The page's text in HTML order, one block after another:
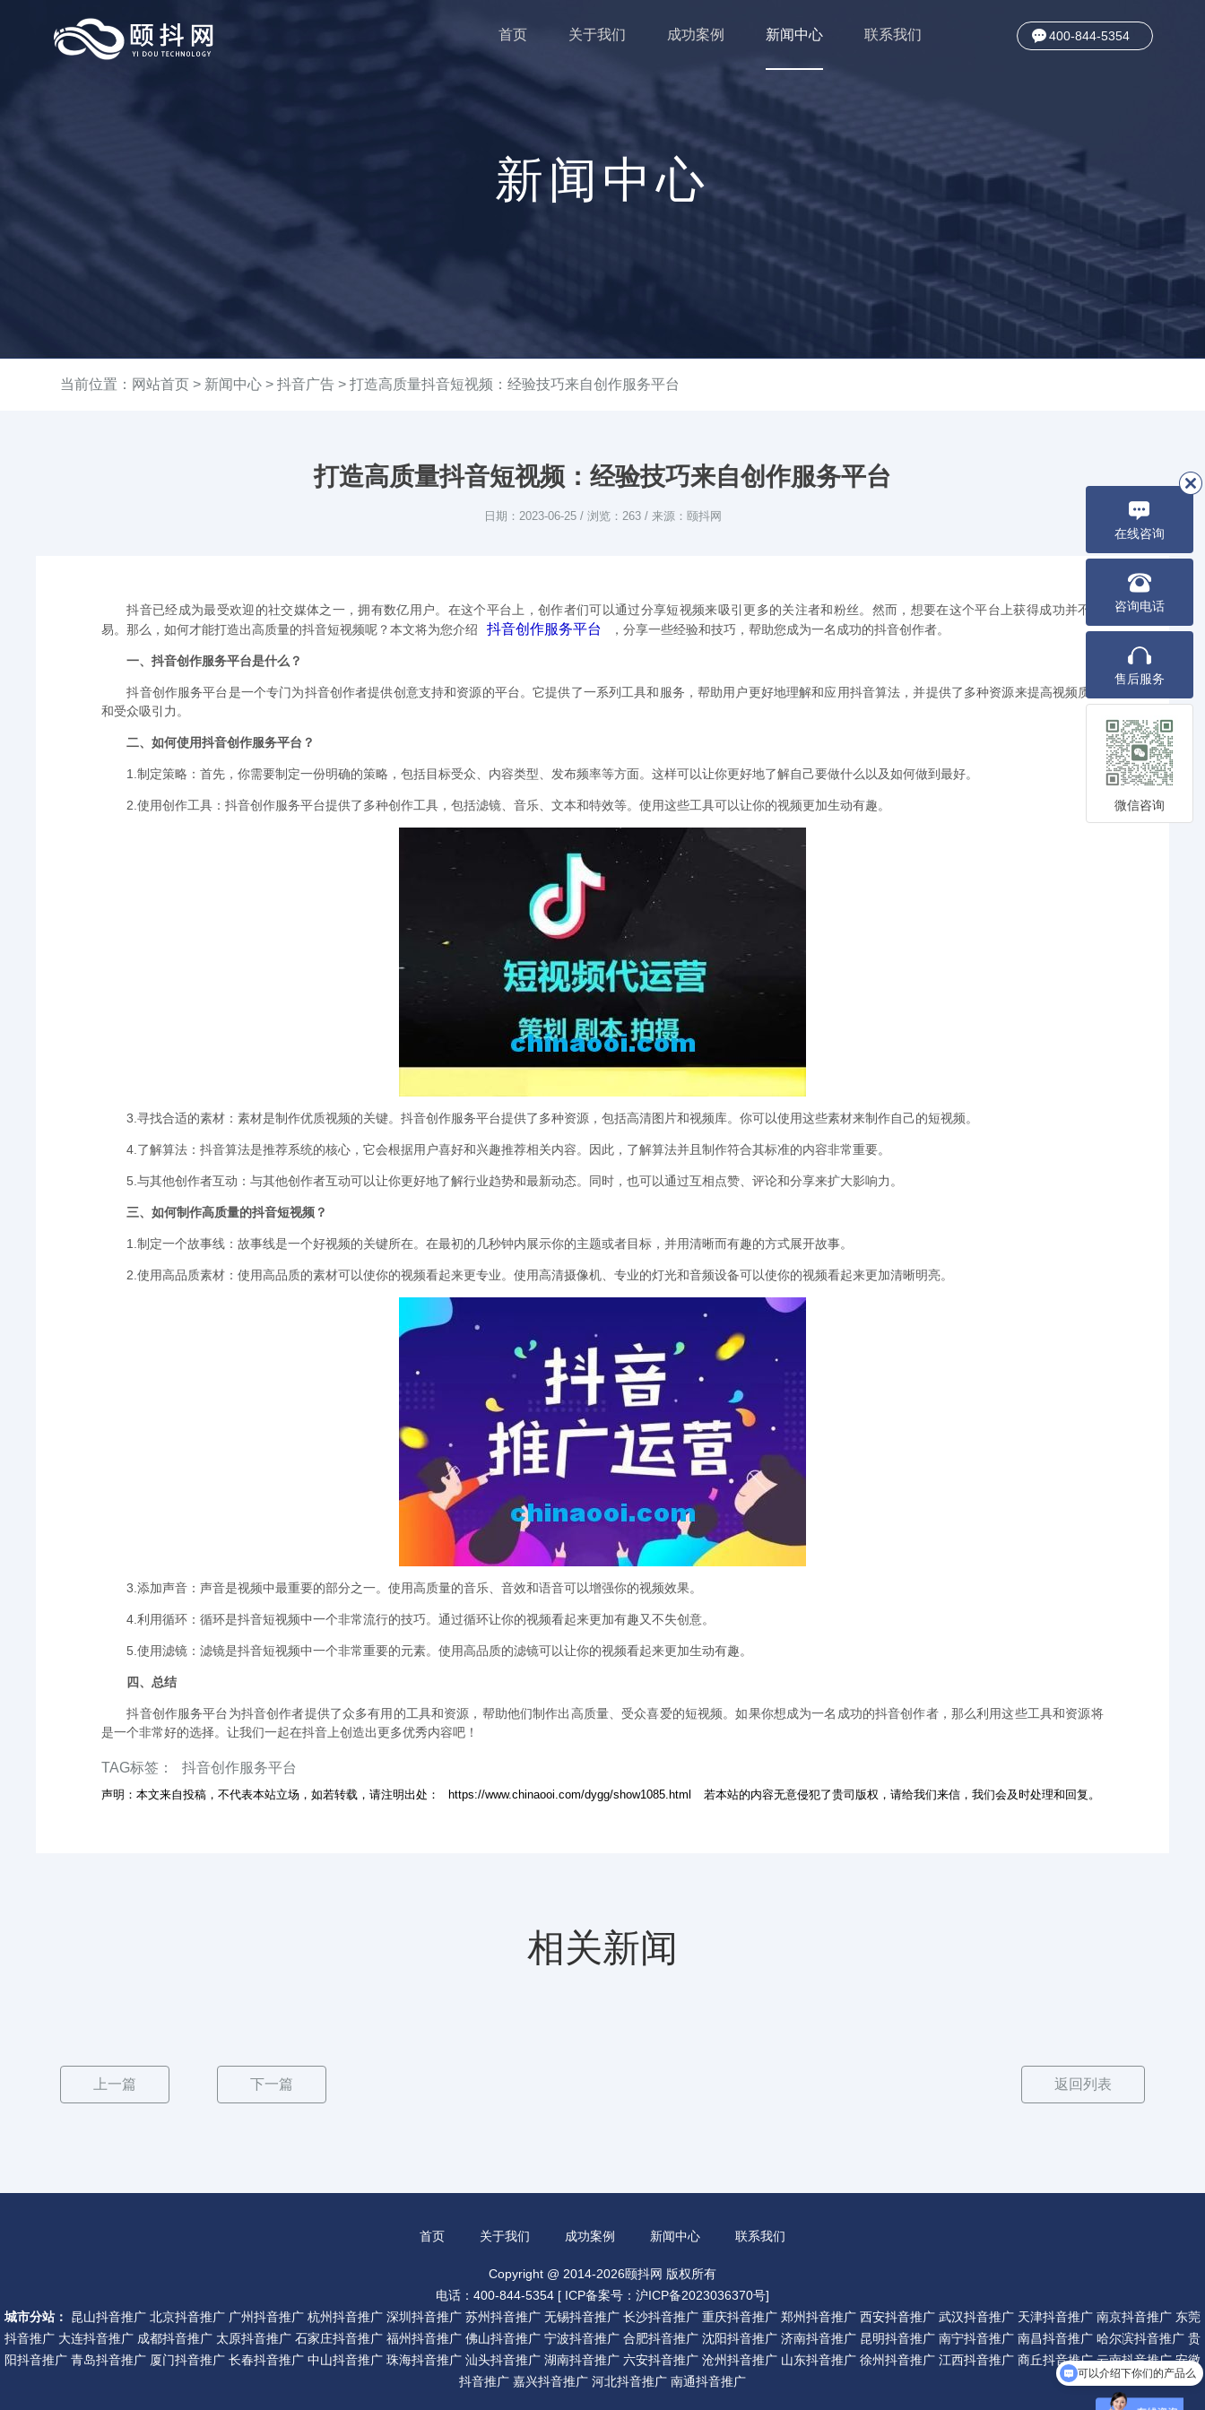
400-844-5354
首页 关于我们 成功案例 新闻中心 联系我们
新闻中心
当前位置： 网站首页 > 新闻中心 >抖音广告 > 打造高质量抖音短视频：经验技巧来自创作服务平台
打造高质量抖音短视频：经验技巧来自创作服务平台
日期：2023-06-25 / 浏览：263 / 来源：颐抖网
抖音已经成为最受欢迎的社交媒体之一，拥有数亿用户。在这个平台上，创作者们可以通过分享短视频来吸引更多的关注者和粉丝。然而，想要在这个平台上获得成功并不容
易。那么，如何才能打造出高质量的抖音短视频呢？本文将为您介绍
抖音创作服务平台 ，分享一些经验和技巧，帮助您成为一名成功的抖音创作者。
一、抖音创作服务平台是什么？
抖音创作服务平台是一个专门为抖音创作者提供创意支持和资源的平台。它提供了一系列工具和服务，帮助用户更好地理解和应用抖音算法，并提供了多种资源来提高视频质量
和受众吸引力。
二、如何使用抖音创作服务平台？
1.制定策略：首先，你需要制定一份明确的策略，包括目标受众、内容类型、发布频率等方面。这样可以让你更好地了解自己要做什么以及如何做到最好。
2.使用创作工具：抖音创作服务平台提供了多种创作工具，包括滤镜、音乐、文本和特效等。使用这些工具可以让你的视频更加生动有趣。
3.寻找合适的素材：素材是制作优质视频的关键。抖音创作服务平台提供了多种资源，包括高清图片和视频库。你可以使用这些素材来制作自己的短视频。
4.了解算法：抖音算法是推荐系统的核心，它会根据用户喜好和兴趣推荐相关内容。因此，了解算法并且制作符合其标准的内容非常重要。
5.与其他创作者互动：与其他创作者互动可以让你更好地了解行业趋势和最新动态。同时，也可以通过互相点赞、评论和分享来扩大影响力。
三、如何制作高质量的抖音短视频？
1.制定一个故事线：故事线是一个好视频的关键所在。在最初的几秒钟内展示你的主题或者目标，并用清晰而有趣的方式展开故事。
2.使用高品质素材：使用高品质的素材可以使你的视频看起来更专业。使用高清摄像机、专业的灯光和音频设备可以使你的视频看起来更加清晰明亮。
3.添加声音：声音是视频中最重要的部分之一。使用高质量的音乐、音效和语音可以增强你的视频效果。
4.利用循环：循环是抖音短视频中一个非常流行的技巧。通过循环让你的视频看起来更加有趣又不失创意。
5.使用滤镜：滤镜是抖音短视频中一个非常重要的元素。使用高品质的滤镜可以让你的视频看起来更加生动有趣。
四、总结
抖音创作服务平台为抖音创作者提供了众多有用的工具和资源，帮助他们制作出高质量、受众喜爱的短视频。如果你想成为一名成功的抖音创作者，那么利用这些工具和资源将
是一个非常好的选择。让我们一起在抖音上创造出更多优秀内容吧！
TAG标签： 抖音创作服务平台
声明：本文来自投稿，不代表本站立场，如若转载，请注明出处： https://www.chinaooi.com/dygg/show1085.html 若本站的内容无意侵犯了贵司版权，请给我们来信，我们会及时处理和回复。
相关新闻
上一篇 下一篇 返回列表
首页 关于我们 成功案例 新闻中心 联系我们
Copyright @ 2014-2026颐抖网 版权所有
电话：400-844-5354 [ ICP备案号：沪ICP备2023036370号]
城市分站：
昆山抖音推广 北京抖音推广 广州抖音推广 杭州抖音推广 深圳抖音推广 苏州抖音推广 无锡抖音推广 长沙抖音推广 重庆抖音推广 郑州抖音推广 西安抖音推广 武汉抖音推广 天津抖音推广 南京抖音推广 东莞
抖音推广 大连抖音推广 成都抖音推广 太原抖音推广 石家庄抖音推广 福州抖音推广 佛山抖音推广 宁波抖音推广 合肥抖音推广 沈阳抖音推广 济南抖音推广 昆明抖音推广 南宁抖音推广 南昌抖音推广 哈尔滨抖音推广 贵
阳抖音推广 青岛抖音推广 厦门抖音推广 长春抖音推广 中山抖音推广 珠海抖音推广 汕头抖音推广 湖南抖音推广 六安抖音推广 沧州抖音推广 山东抖音推广 徐州抖音推广 江西抖音推广 商丘抖音推广 云南抖音推广 安徽
抖音推广 嘉兴抖音推广 河北抖音推广 南通抖音推广
在线咨询
咨询电话
售后服务
微信咨询
可以介绍下你们的产品么